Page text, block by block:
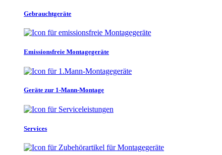
Gebrauchtgeräte
Emissionsfreie Montagegeräte
Geräte zur 1-Mann-Montage
Services